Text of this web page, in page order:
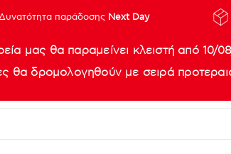
παράδοσης Next Day
μας θα παραμείνει κλειστή από 10/
θα δρομολογηθούν με σειρά